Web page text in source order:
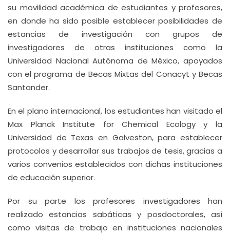
su movilidad académica de estudiantes y profesores,
en donde ha sido posible establecer posibilidades de
estancias de investigación con grupos de
investigadores de otras instituciones como la
Universidad Nacional Autónoma de México, apoyados
con el programa de Becas Mixtas del Conacyt y Becas
Santander.
En el plano internacional, los estudiantes han visitado el
Max Planck Institute for Chemical Ecology y la
Universidad de Texas en Galveston, para establecer
protocolos y desarrollar sus trabajos de tesis, gracias a
varios convenios establecidos con dichas instituciones
de educación superior.
Por su parte los profesores investigadores han
realizado estancias sabáticas y posdoctorales, así
como visitas de trabajo en instituciones nacionales